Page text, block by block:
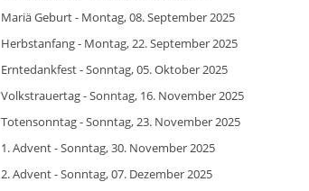
Mariä Geburt - Montag, 08. September 2025
Herbstanfang - Montag, 22. September 2025
Erntedankfest - Sonntag, 05. Oktober 2025
Volkstrauertag - Sonntag, 16. November 2025
Totensonntag - Sonntag, 23. November 2025
1. Advent - Sonntag, 30. November 2025
2. Advent - Sonntag, 07. Dezember 2025